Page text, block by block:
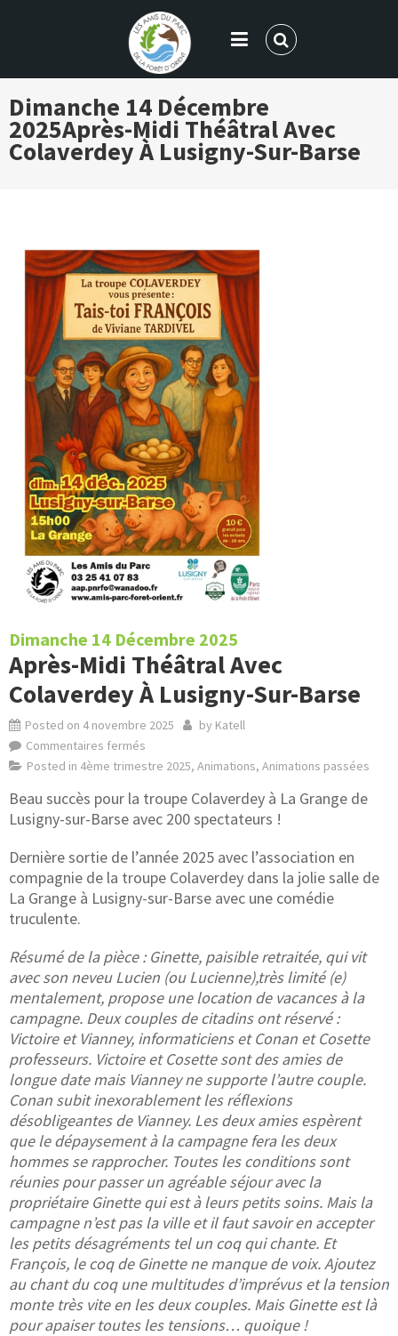
LES AMIS DU PARC DE LA FORÊT
D'ORIENT
Dimanche 14 Décembre
2025Après-Midi Théâtral Avec
Colaverdey À Lusigny-Sur-Barse
Dimanche 14 Décembre 2025
Après-Midi Théâtral Avec
Colaverdey À Lusigny-Sur-Barse
Posted on 4 novembre 2025 by Katell
Commentaires fermés
Posted in 4ème trimestre 2025, Animations, Animations passées
Beau succès pour la troupe Colaverdey à La Grange de
Lusigny-sur-Barse avec 200 spectateurs !
Dernière sortie de l’année 2025 avec l’association en
compagnie de la troupe Colaverdey dans la jolie salle de
La Grange à Lusigny-sur-Barse avec une comédie
truculente.
Résumé de la pièce : Ginette, paisible retraitée, qui vit
avec son neveu Lucien (ou Lucienne),très limité (e)
mentalement, propose une location de vacances à la
campagne. Deux couples de citadins ont réservé :
Victoire et Vianney, informaticiens et Conan et Cosette
professeurs. Victoire et Cosette sont des amies de
longue date mais Vianney ne supporte l’autre couple.
Conan subit inexorablement les réflexions
désobligeantes de Vianney. Les deux amies espèrent
que le dépaysement à la campagne fera les deux
hommes se rapprocher. Toutes les conditions sont
réunies pour passer un agréable séjour avec la
propriétaire Ginette qui est à leurs petits soins. Mais la
campagne n’est pas la ville et il faut savoir en accepter
les petits désagréments tel un coq qui chante. Et
François, le coq de Ginette ne manque de voix. Ajoutez
au chant du coq une multitudes d’imprévus et la tension
monte très vite en les deux couples. Mais Ginette est là
pour apaiser toutes les tensions… quoique !